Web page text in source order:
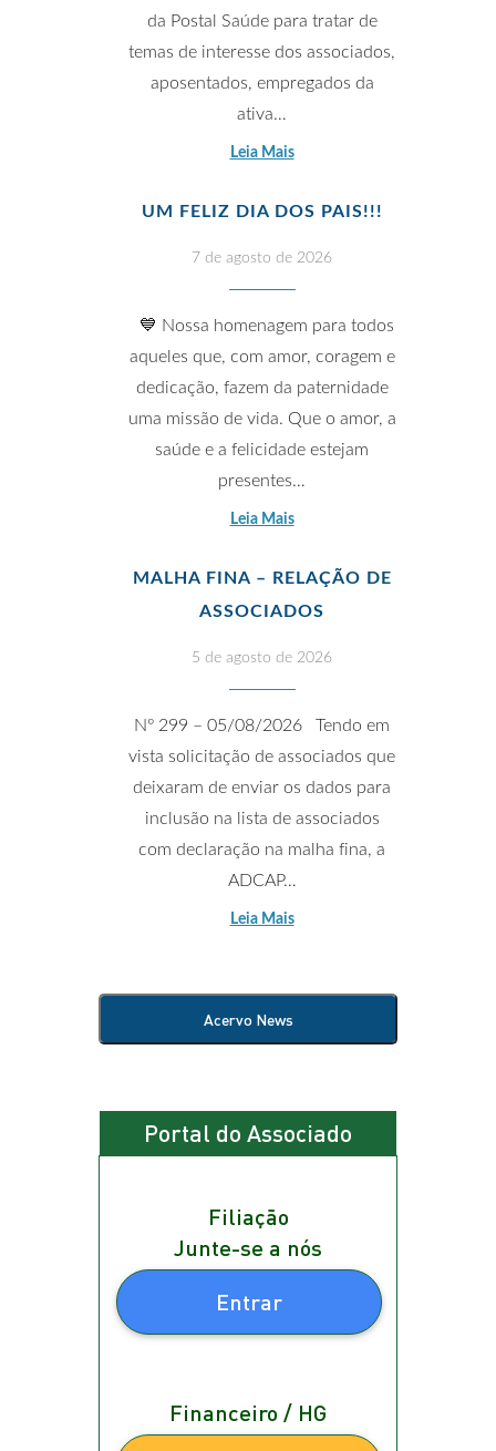
da Postal Saúde para tratar de
temas de interesse dos associados,
aposentados, empregados da
ativa…
Leia Mais
UM FELIZ DIA DOS PAIS!!!
7 de agosto de 2026
💙 Nossa homenagem para todos
aqueles que, com amor, coragem e
dedicação, fazem da paternidade
uma missão de vida. Que o amor, a
saúde e a felicidade estejam
presentes…
Leia Mais
MALHA FINA – RELAÇÃO DE
ASSOCIADOS
5 de agosto de 2026
Nº 299 – 05/08/2026 Tendo em
vista solicitação de associados que
deixaram de enviar os dados para
inclusão na lista de associados
com declaração na malha fina, a
ADCAP…
Leia Mais
Acervo News
Portal do Associado
Filiação
Junte-se a nós
Entrar
Financeiro / HG